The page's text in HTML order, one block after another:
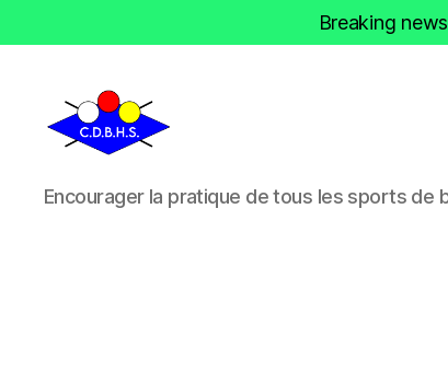
Breaking
CDBHS
Encourager la pratique de tous les sports de